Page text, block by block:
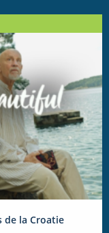
de la Croatie